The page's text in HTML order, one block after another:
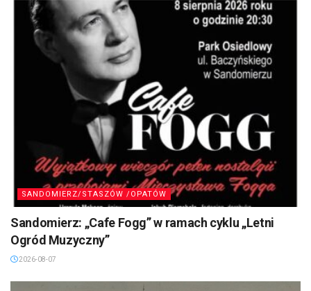
SANDOMIERZ/STASZÓW /OPATÓW
Sandomierz: „Cafe Fogg” w ramach cyklu „Letni
Ogród Muzyczny”
2026-08-07